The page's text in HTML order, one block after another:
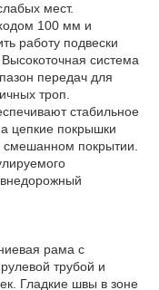
мест.
100 мм и
работу подвески
система
передач для
троп.
стабильное
цепкие покрышки
смешанном покрытии.
рама с
трубой и
Гладкие швы в зоне